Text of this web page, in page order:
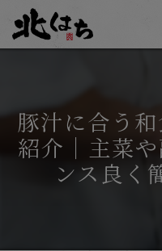
豚汁に合う
紹介｜主菜
ンス良く